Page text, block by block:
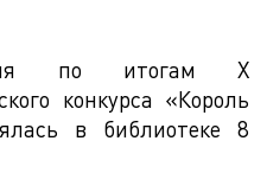
по итогам X
конкурса «Король
в библиотеке 8